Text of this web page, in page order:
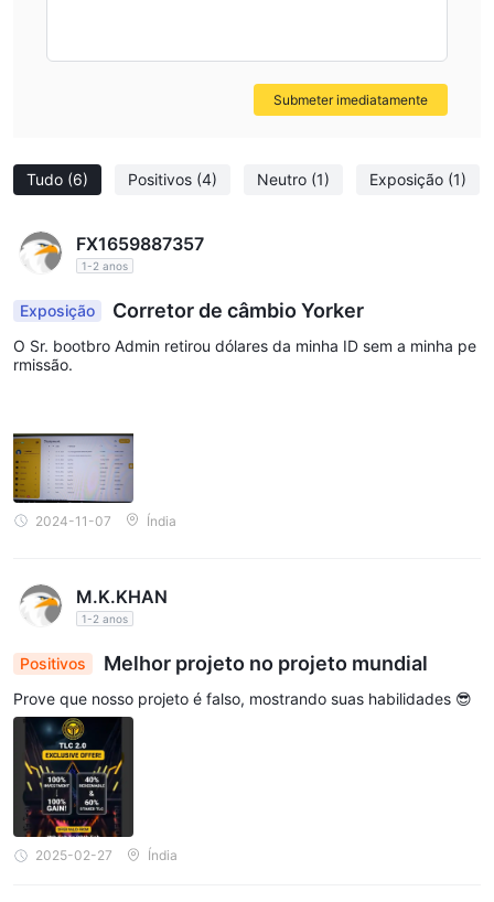
a opção de chat ao vivo.
Tudo (6) Positivos (4) Neutro (1) Exposição (1)
FX1659887357
1-2 anos
Exposição Corretor de câmbio Yorker
O Sr. bootbro Admin retirou dólares da minha ID sem a minha pe
rmissão.
2024-11-07 Índia
M.K.KHAN
1-2 anos
Positivos Melhor projeto no projeto mundial
Prove que nosso projeto é falso, mostrando suas habilidades 😎
2025-02-27 Índia
Submeter imediatamente